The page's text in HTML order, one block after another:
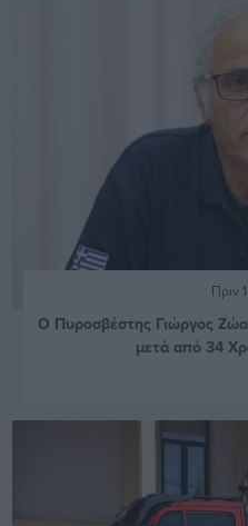
Πριν
Ο Πυροσβέστης Γιώργος
μετά από 34